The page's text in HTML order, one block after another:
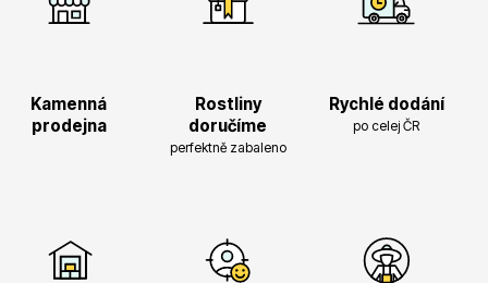
Okrasné trávy
Kamenná
prodejna
Rostliny
doručíme
perfektně zabaleno
Rychlé dodání
po celej ČR